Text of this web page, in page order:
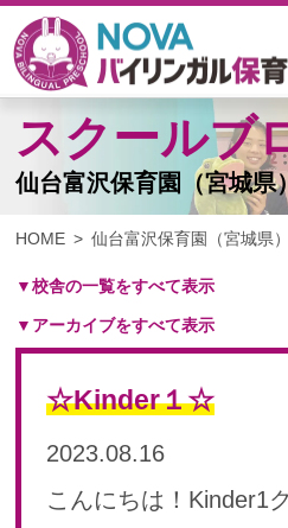
スクールブ
仙台富沢保育園（宮城県）
HOME 仙台富沢保育園（宮城県）
▼校舎の一覧をすべて表示
札幌保育園（北海道）
仙台八木山保育園（宮城県）
仙台富沢保育園（宮城県）
つくば西平塚保育園(茨城県)
札幌東雁来保育園(北海道)
▼アーカイブをすべて表示
2025年 03月(1)
2024年 09月(19)
☆Kinder１☆
2023.08.16
こんにちは！Kinder1